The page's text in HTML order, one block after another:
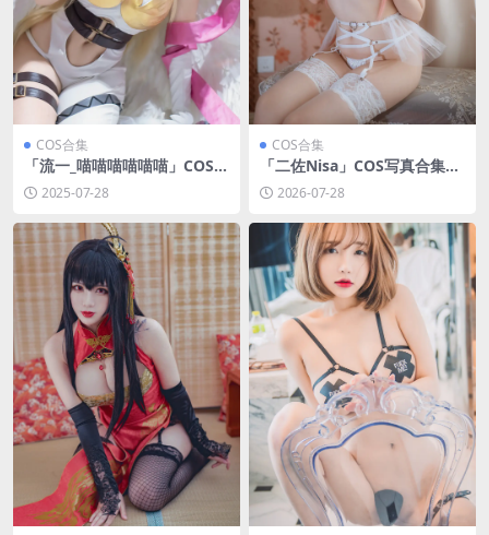
COS合集
「流一_喵喵喵喵喵喵」COS写
真合集 [持续更新]
2025-07-28
COS合集
「二佐Nisa」COS写真合集
[持续更新]
2026-07-28